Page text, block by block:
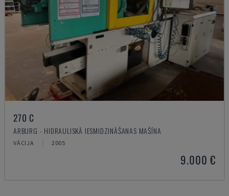
270 C
ARBURG - HIDRAULISKĀ IESMIDZINĀŠANAS MAŠĪNA
VĀCIJA 2005
9.000 €